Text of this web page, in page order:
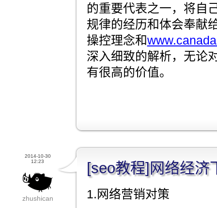
的重要代表之一，将自
规律的经历和体会奉献
操控理念和
深入细致的解析，无论
有很高的价值。
2014-10-30
12:23
zhushican
[seo教程]网络经济
1.网络营销对策